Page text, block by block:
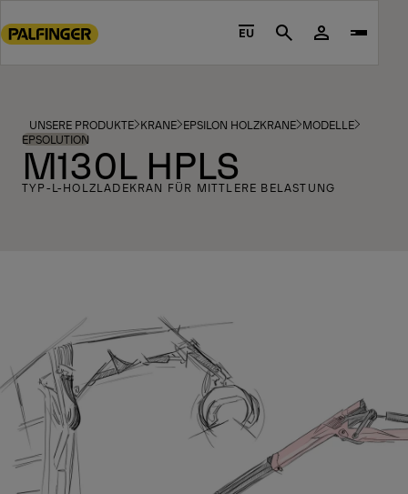
to
footer
content
EU Search
UNSERE PRODUKTE KRANE EPSILON HOLZKRANE MODELLE
EPSOLUTION
M130L HPLS
TYP-L-HOLZLADEKRAN FÜR MITTLERE BELASTUNG